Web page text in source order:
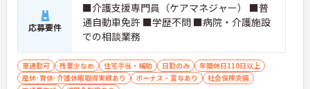
応募要件
■介護支援専門員（ケアマネジャー） ■普
通自動車免許 ■学歴不問 ■病院・介護施設
での相談業務
車通勤可 残業少なめ 住宅手当・補助 日勤のみ
年間休日110日以上
産休･育休･介護休暇取得実績あり
ボーナス・賞与あり
社会保険完備